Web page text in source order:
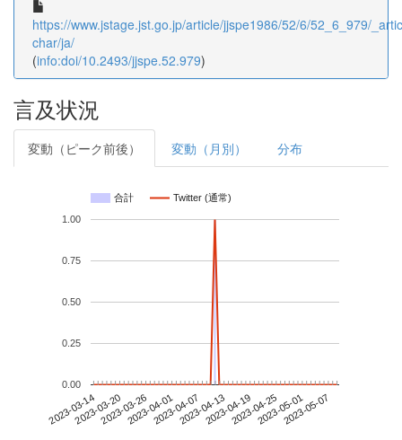
https://www.jstage.jst.go.jp/article/jjspe1986/52/6/52_6_979/
char/ja/
(info:doi/10.2493/jjspe.52.979)
言及状況
変動（ピーク前後） 変動（月別） 分布
合計 Twitter (通常)
2023-03-142023-03-202023-03-262023-04-012023-04-072023-04-132023-04-192023-04-252023-05-012023-05-07
0.00
0.25
0.50
0.75
1.00